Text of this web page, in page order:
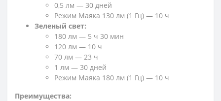
0,5 лм — 30 дней
Режим Маяка 130 лм (1 Гц) — 10 ч
Зеленый свет:
180 лм — 5 ч 30 мин
120 лм — 10 ч
70 лм — 23 ч
1 лм — 30 дней
Режим Маяка 180 лм (1 Гц) — 10 ч
Преимущества: